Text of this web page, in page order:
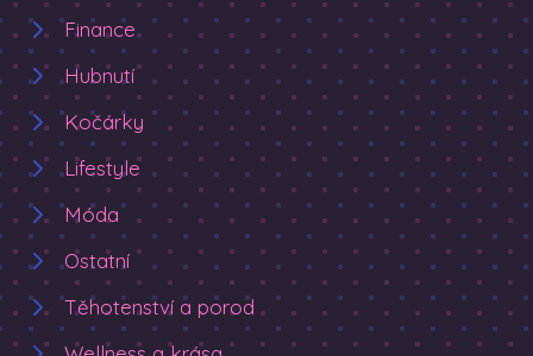
Finance
Hubnutí
Kočárky
Lifestyle
Móda
Ostatní
Těhotenství a porod